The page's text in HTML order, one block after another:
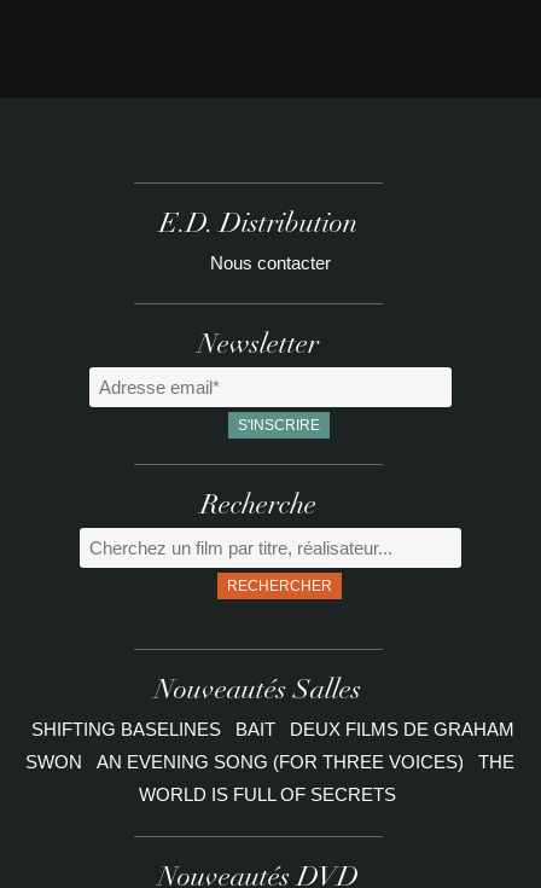
E.D. Distribution
Nous contacter
Newsletter
Recherche
RECHERCHER
Nouveautés Salles
SHIFTING BASELINES BAIT
DEUX FILMS DE GRAHAM
SWON
AN EVENING SONG (FOR THREE VOICES)
THE
WORLD IS FULL OF SECRETS
Nouveautés DVD